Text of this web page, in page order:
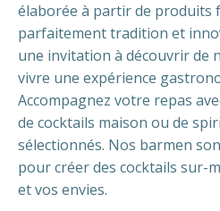
élaborée à partir de produits
parfaitement tradition et
une invitation à découvrir de
vivre une expérience
Accompagnez votre repas
de cocktails maison ou de
sélectionnés. Nos barmen
pour créer des cocktails sur-
et vos envies.